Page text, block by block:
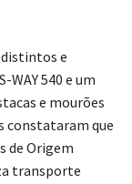
e
540 e um
e mourões
constataram que
de Origem
transporte